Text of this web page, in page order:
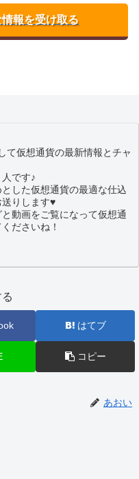
報を受け取る
て仮想通貨の最新情報とチャ
です♪
した仮想通貨の最適な仕込
りします♥
動画をご覧になって仮想通
ださいね！
はてブ
コピー
あおい